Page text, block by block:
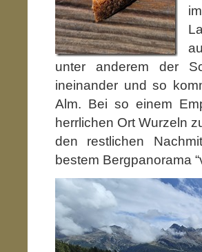
unter anderem der
ineinander und so
Alm. Bei so einem
herrlichen Ort Wurzeln
den restlichen
bestem Bergpanorama